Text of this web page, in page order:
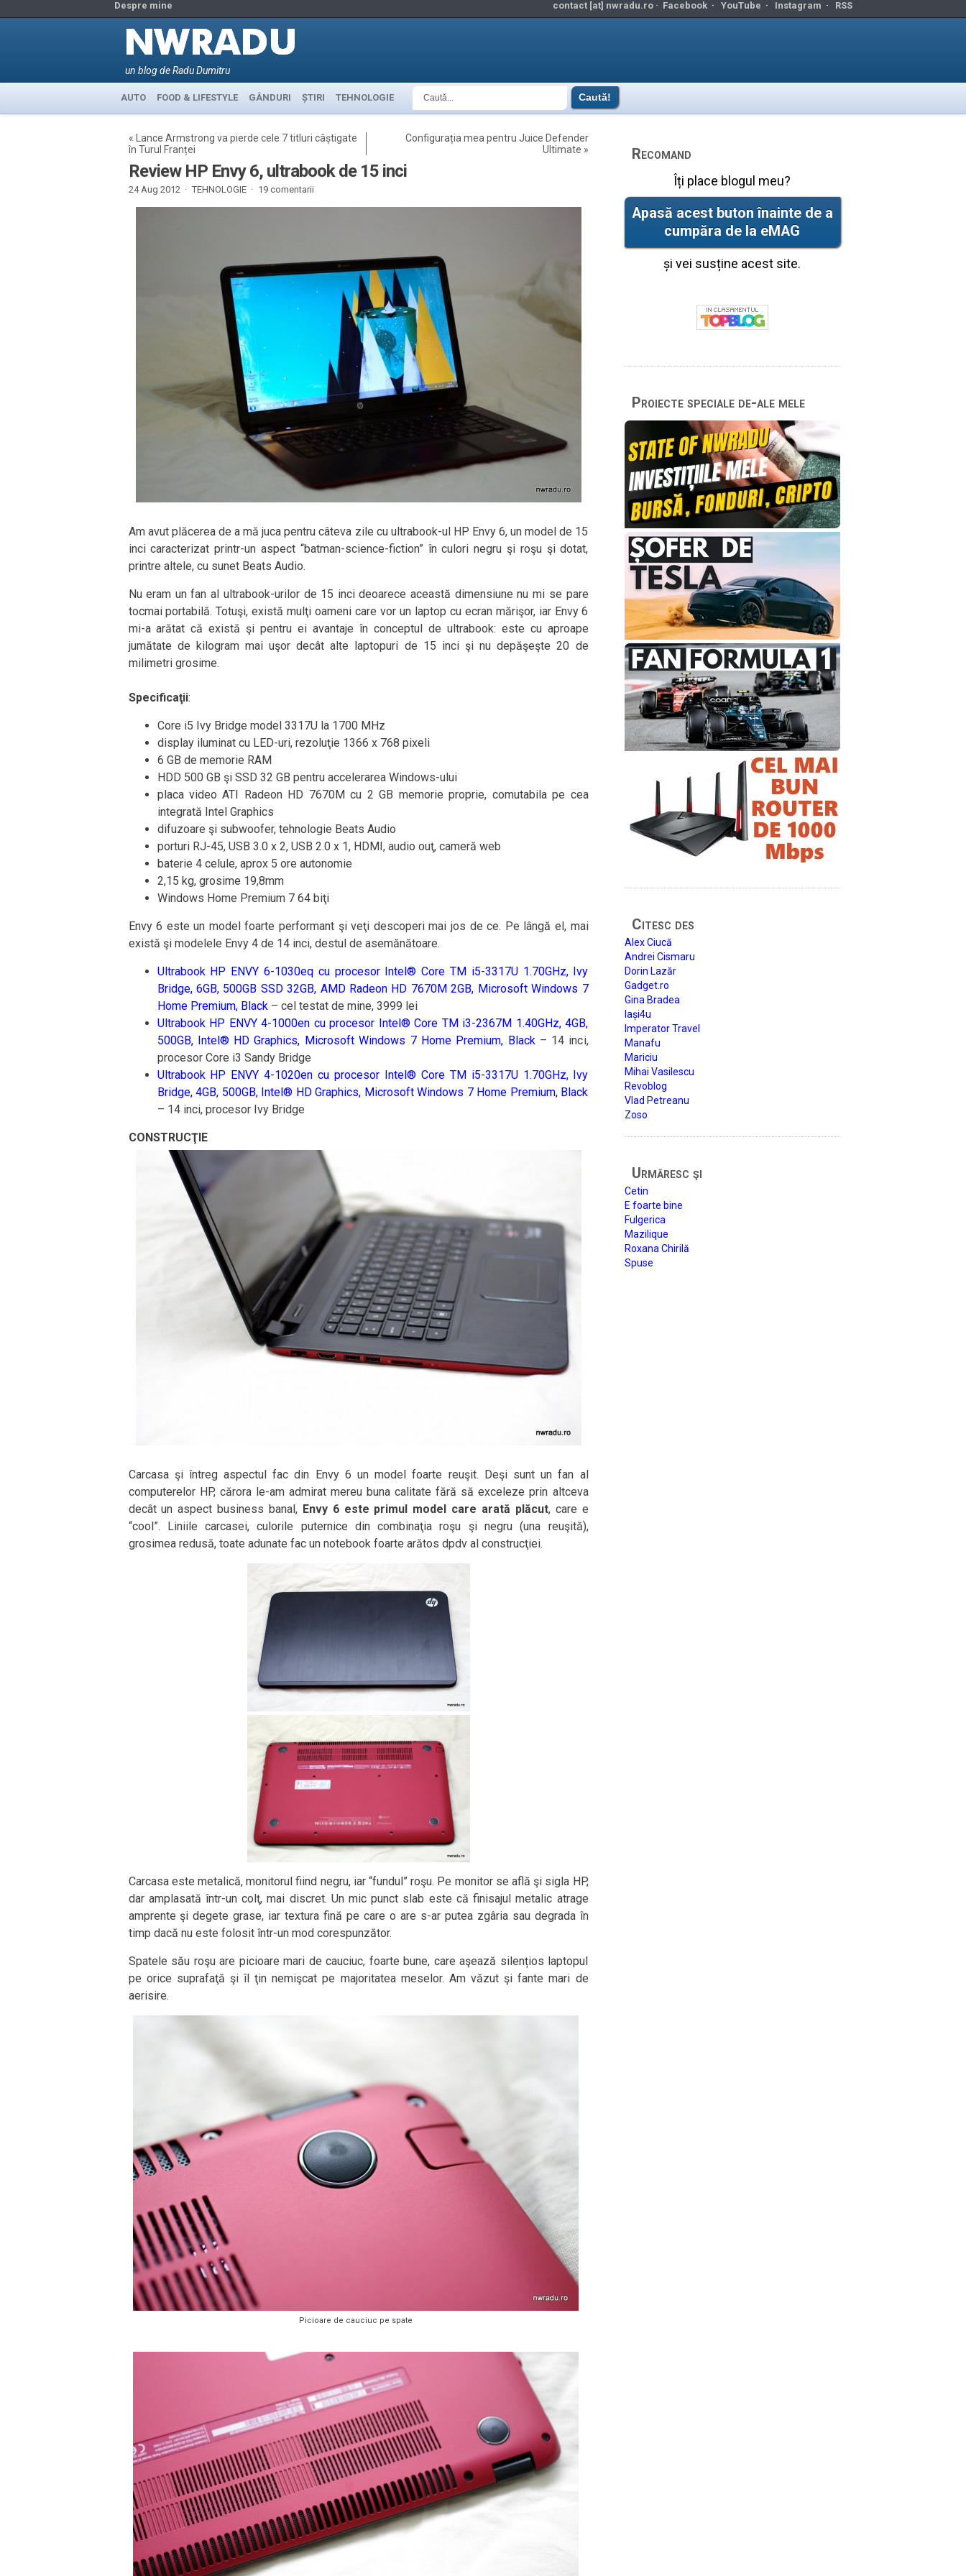
Despre mine contact [at] nwradu.ro · Facebook· YouTube · Instagram · RSS
un blog de Radu Dumitru
AUTO FOOD & LIFESTYLE GÂNDURI ȘTIRI TEHNOLOGIE
«
Lance Armstrong va pierde cele 7 titluri câștigate
în Turul Franței
Configurația mea pentru Juice Defender
Ultimate »
Review HP Envy 6, ultrabook de 15 inci
24 Aug 2012 · TEHNOLOGIE· 19 comentarii
Am avut plăcerea de a mă juca pentru câteva zile cu ultrabook-ul HP Envy 6, un model de 15
inci caracterizat printr-un aspect “batman-science-fiction” în culori negru şi roşu şi dotat,
printre altele, cu sunet Beats Audio.
Nu eram un fan al ultrabook-urilor de 15 inci deoarece această dimensiune nu mi se pare
tocmai portabilă. Totuşi, există mulţi oameni care vor un laptop cu ecran mărişor, iar Envy 6
mi-a arătat că există şi pentru ei avantaje în conceptul de ultrabook: este cu aproape
jumătate de kilogram mai uşor decât alte laptopuri de 15 inci şi nu depăşeşte 20 de
milimetri grosime.
Specificaţii:
Core i5 Ivy Bridge model 3317U la 1700 MHz
display iluminat cu LED-uri, rezoluţie 1366 x 768 pixeli
6 GB de memorie RAM
HDD 500 GB şi SSD 32 GB pentru accelerarea Windows-ului
placa video ATI Radeon HD 7670M cu 2 GB memorie proprie, comutabila pe cea
integrată Intel Graphics
difuzoare şi subwoofer, tehnologie Beats Audio
porturi RJ-45, USB 3.0 x 2, USB 2.0 x 1, HDMI, audio ouţ, cameră web
baterie 4 celule, aprox 5 ore autonomie
2,15 kg, grosime 19,8mm
Windows Home Premium 7 64 biţi
Envy 6 este un model foarte performant şi veţi descoperi mai jos de ce. Pe lângă el, mai
există şi modelele Envy 4 de 14 inci, destul de asemănătoare.
Ultrabook HP ENVY 6-1030eq cu procesor Intel® Core TM i5-3317U 1.70GHz, Ivy
Bridge, 6GB, 500GB SSD 32GB, AMD Radeon HD 7670M 2GB, Microsoft Windows 7
Home Premium, Black– cel testat de mine, 3999 lei
Ultrabook HP ENVY 4-1000en cu procesor Intel® Core TM i3-2367M 1.40GHz, 4GB,
500GB, Intel® HD Graphics, Microsoft Windows 7 Home Premium, Black– 14 inci,
procesor Core i3 Sandy Bridge
Ultrabook HP ENVY 4-1020en cu procesor Intel® Core TM i5-3317U 1.70GHz, Ivy
Bridge, 4GB, 500GB, Intel® HD Graphics, Microsoft Windows 7 Home Premium, Black
– 14 inci, procesor Ivy Bridge
CONSTRUCŢIE
Carcasa şi întreg aspectul fac din Envy 6 un model foarte reuşit. Deşi sunt un fan al
computerelor HP, cărora le-am admirat mereu buna calitate fără să exceleze prin altceva
decât un aspect business banal, Envy 6 este primul model care arată plăcut, care e
“cool”. Liniile carcasei, culorile puternice din combinaţia roşu şi negru (una reuşită),
grosimea redusă, toate adunate fac un notebook foarte arătos dpdv al construcţiei.
Carcasa este metalică, monitorul fiind negru, iar “fundul” roşu. Pe monitor se află şi sigla HP,
dar amplasată într-un colţ, mai discret. Un mic punct slab este că finisajul metalic atrage
amprente şi degete grase, iar textura fină pe care o are s-ar putea zgâria sau degrada în
timp dacă nu este folosit într-un mod corespunzător.
Spatele său roşu are picioare mari de cauciuc, foarte bune, care aşează silențios laptopul
pe orice suprafaţă şi îl ţin nemişcat pe majoritatea meselor. Am văzut şi fante mari de
aerisire.
Picioare de cauciuc pe spate
Recomand
Îți place blogul meu?
Apasă acest buton înainte de a
cumpăra de la eMAG
și vei susține acest site.
Proiecte speciale de-ale mele
Citesc des
Alex Ciucă
Andrei Cismaru
Dorin Lazăr
Gadget.ro
Gina Bradea
Iași4u
Imperator Travel
Manafu
Mariciu
Mihai Vasilescu
Revoblog
Vlad Petreanu
Zoso
Urmăresc şi
Cetin
E foarte bine
Fulgerica
Mazilique
Roxana Chirilă
Spuse